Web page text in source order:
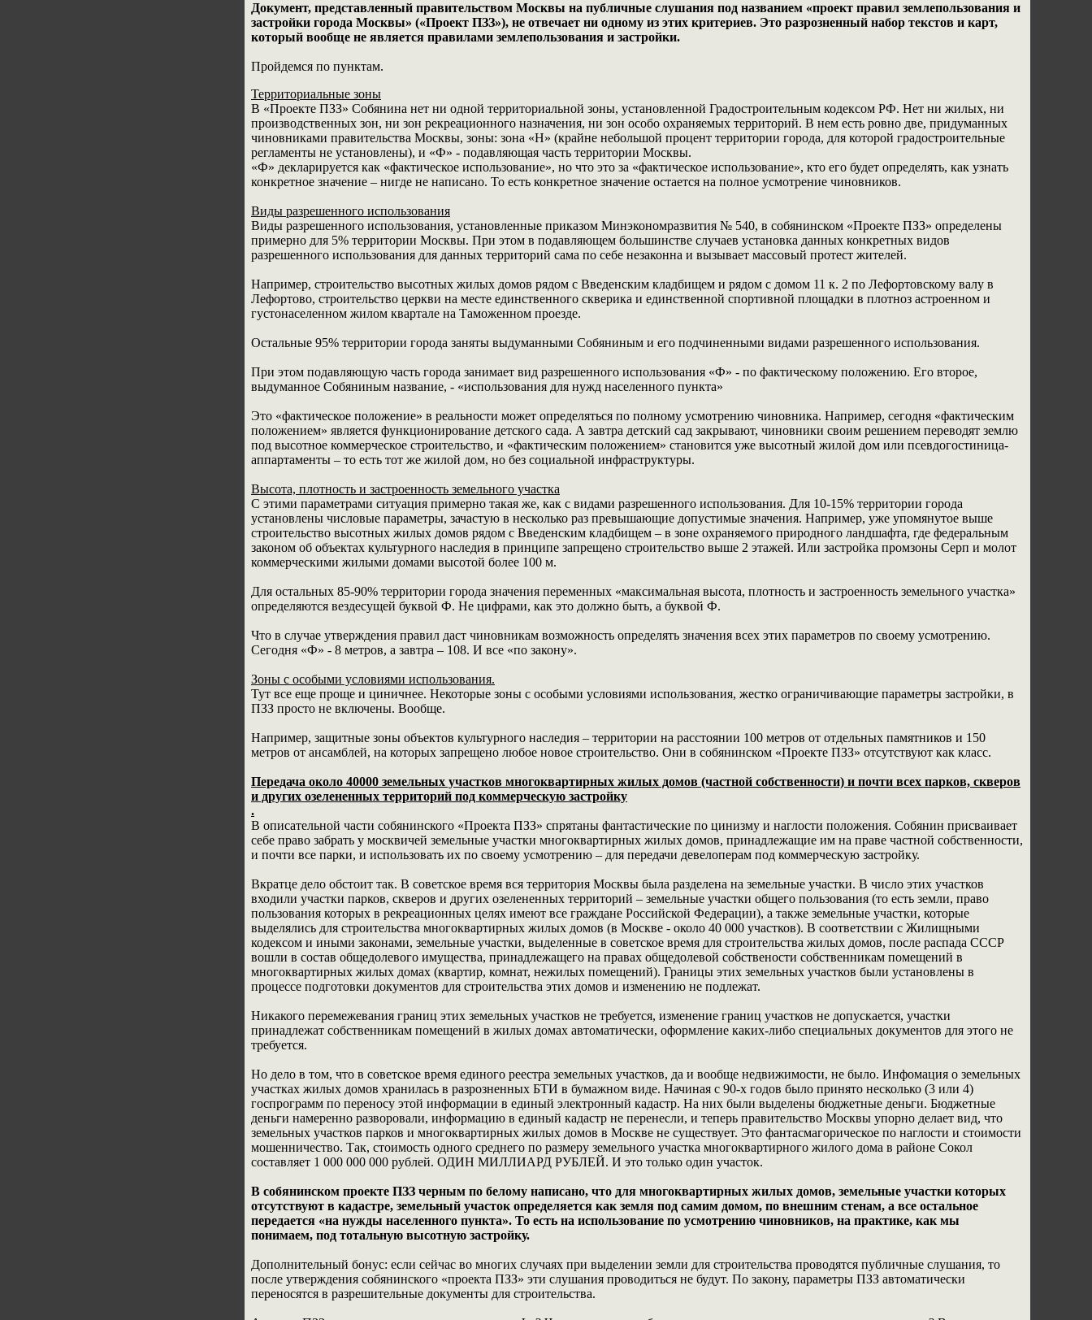
Документ, представленный правительством Москвы на публичные слушания под названием «проект правил землепользования и
застройки города Москвы» («Проект ПЗЗ»), не отвечает ни одному из этих критериев. Это разрозненный набор текстов и карт,
который вообще не является правилами землепользования и застройки.
Пройдемся по пунктам.
Территориальные зоны
В «Проекте ПЗЗ» Собянина нет ни одной территориальной зоны, установленной Градостроительным кодексом РФ. Нет ни жилых, ни
производственных зон, ни зон рекреационного назначения, ни зон особо охраняемых территорий. В нем есть ровно две, придуманных
чиновниками правительства Москвы, зоны: зона «Н» (крайне небольшой процент территории города, для которой градостроительные
регламенты не установлены), и «Ф» - подавляющая часть территории Москвы.
«Ф» декларируется как «фактическое использование», но что это за «фактическое использование», кто его будет определять, как узнать
конкретное значение – нигде не написано. То есть конкретное значение остается на полное усмотрение чиновников.
Виды разрешенного использования
Виды разрешенного использования, установленные приказом Минэкономразвития № 540, в собянинском «Проекте ПЗЗ» определены
примерно для 5% территории Москвы. При этом в подавляющем большинстве случаев установка данных конкретных видов
разрешенного использования для данных территорий сама по себе незаконна и вызывает массовый протест жителей.
Например, строительство высотных жилых домов рядом с Введенским кладбищем и рядом с домом 11 к. 2 по Лефортовскому валу в
Лефортово, строительство церкви на месте единственного скверика и единственной спортивной площадки в плотноз астроенном и
густонаселенном жилом квартале на Таможенном проезде.
Остальные 95% территории города заняты выдуманными Собяниным и его подчиненными видами разрешенного использования.
При этом подавляющую часть города занимает вид разрешенного использования «Ф» - по фактическому положению. Его второе,
выдуманное Собяниным название, - «использования для нужд населенного пункта»
Это «фактическое положение» в реальности может определяться по полному усмотрению чиновника. Например, сегодня «фактическим
положением» является функционирование детского сада. А завтра детский сад закрывают, чиновники своим решением переводят землю
под высотное коммерческое строительство, и «фактическим положением» становится уже высотный жилой дом или псевдогостиница-
аппартаменты – то есть тот же жилой дом, но без социальной инфраструктуры.
Высота, плотность и застроенность земельного участка
С этими параметрами ситуация примерно такая же, как с видами разрешенного использования. Для 10-15% территории города
установлены числовые параметры, зачастую в несколько раз превышающие допустимые значения. Например, уже упомянутое выше
строительство высотных жилых домов рядом с Введенским кладбищем – в зоне охраняемого природного ландшафта, где федеральным
законом об объектах культурного наследия в принципе запрещено строительство выше 2 этажей. Или застройка промзоны Серп и молот
коммерческими жилыми домами высотой более 100 м.
Для остальных 85-90% территории города значения переменных «максимальная высота, плотность и застроенность земельного участка»
определяются вездесущей буквой Ф. Не цифрами, как это должно быть, а буквой Ф.
Что в случае утверждения правил даст чиновникам возможность определять значения всех этих параметров по своему усмотрению.
Сегодня «Ф» - 8 метров, а завтра – 108. И все «по закону».
Зоны с особыми условиями использования.
Тут все еще проще и циничнее. Некоторые зоны с особыми условиями использования, жестко ограничивающие параметры застройки, в
ПЗЗ просто не включены. Вообще.
Например, защитные зоны объектов культурного наследия – территории на расстоянии 100 метров от отдельных памятников и 150
метров от ансамблей, на которых запрещено любое новое строительство. Они в собянинском «Проекте ПЗЗ» отсутствуют как класс.
Передача около 40000 земельных участков многоквартирных жилых домов (частной собственности) и почти всех парков, скверов
и других озелененных территорий под коммерческую застройку
.
В описательной части собянинского «Проекта ПЗЗ» спрятаны фантастические по цинизму и наглости положения. Собянин присваивает
себе право забрать у москвичей земельные участки многоквартирных жилых домов, принадлежащие им на праве частной собственности,
и почти все парки, и использовать их по своему усмотрению – для передачи девелоперам под коммерческую застройку.
Вкратце дело обстоит так. В советское время вся территория Москвы была разделена на земельные участки. В число этих участков
входили участки парков, скверов и других озелененных территорий – земельные участки общего пользования (то есть земли, право
пользования которых в рекреационных целях имеют все граждане Российской Федерации), а также земельные участки, которые
выделялись для строительства многоквартирных жилых домов (в Москве - около 40 000 участков). В соответствии с Жилищными
кодексом и иными законами, земельные участки, выделенные в советское время для строительства жилых домов, после распада СССР
вошли в состав общедолевого имущества, принадлежащего на правах общедолевой собствености собственникам помещений в
многоквартирных жилых домах (квартир, комнат, нежилых помещений). Границы этих земельных участков были установлены в
процессе подготовки документов для строительства этих домов и изменению не подлежат.
Никакого перемежевания границ этих земельных участков не требуется, изменение границ участков не допускается, участки
принадлежат собственникам помещений в жилых домах автоматически, оформление каких-либо специальных документов для этого не
требуется.
Но дело в том, что в советское время единого реестра земельных участков, да и вообще недвижимости, не было. Инфомация о земельных
участках жилых домов хранилась в разрозненных БТИ в бумажном виде. Начиная с 90-х годов было принято несколько (3 или 4)
госпрограмм по переносу этой информации в единый электронный кадастр. На них были выделены бюджетные деньги. Бюджетные
деньги намеренно разворовали, информацию в единый кадастр не перенесли, и теперь правительство Москвы упорно делает вид, что
земельных участков парков и многоквартирных жилых домов в Москве не существует. Это фантасмагорическое по наглости и стоимости
мошенничество. Так, стоимость одного среднего по размеру земельного участка многоквартирного жилого дома в районе Сокол
составляет 1 000 000 000 рублей. ОДИН МИЛЛИАРД РУБЛЕЙ. И это только один участок.
В собянинском проекте ПЗЗ черным по белому написано, что для многоквартирных жилых домов, земельные участки которых
отсутствуют в кадастре, земельный участок определяется как земля под самим домом, по внешним стенам, а все остальное
передается «на нужды населенного пункта». То есть на использование по усмотрению чиновников, на практике, как мы
понимаем, под тотальную высотную застройку.
Дополнительный бонус: если сейчас во многих случаях при выделении земли для строительства проводятся публичные слушания, то
после утверждения собянинского «проекта ПЗЗ» эти слушания проводиться не будут. По закону, параметры ПЗЗ автоматически
переносятся в разрешительные документы для строительства.